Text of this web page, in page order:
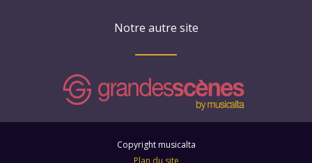
Notre autre site
Copyright musicalta
Plan du site